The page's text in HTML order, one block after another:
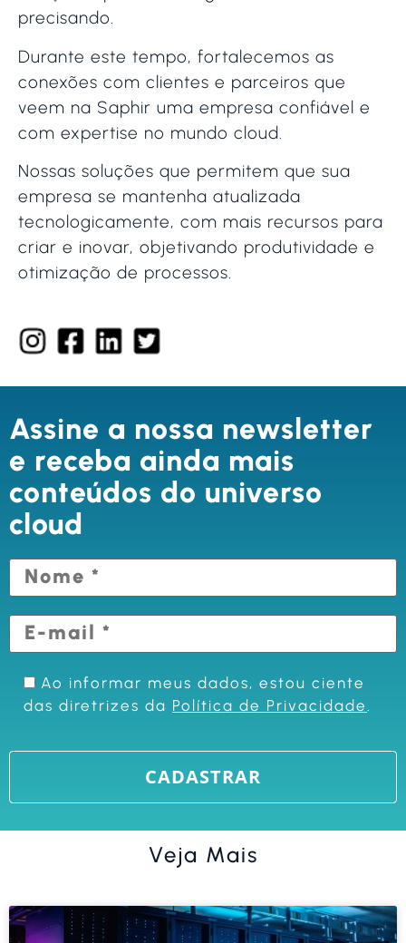
precisando.
Durante este tempo, fortalecemos as
conexões com clientes e parceiros que
veem na Saphir uma empresa confiável e
com expertise no mundo cloud.
Nossas soluções que permitem que sua
empresa se mantenha atualizada
tecnologicamente, com mais recursos para
criar e inovar, objetivando produtividade e
otimização de processos.
Assine a nossa newsletter
e receba ainda mais
conteúdos do universo
cloud
Ao informar meus dados, estou ciente
das diretrizes da Política de Privacidade
Veja Mais